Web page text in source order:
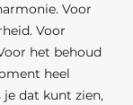
Voor
Voor
het behoud
heel
je dat kunt zien,